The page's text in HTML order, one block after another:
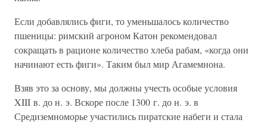
Если добавлялись фиги, то уменьшалось количество
пшеницы: римский агроном Катон рекомендовал
сокращать в рационе количество хлеба рабам, «когда они
начинают есть фиги». Таким был мир Агамемнона.
Взяв это за основу, мы должны учесть особые условия
XIII в. до н. э. Вскоре после 1300 г. до н. э. в
Средиземноморье участились пиратские набеги и стала